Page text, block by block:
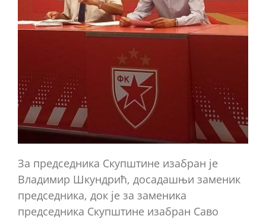
За председника Скупштине изабран је
Владимир Шкундрић, досадашњи заменик
председника, док је за заменика
председника Скупштине изабран Саво